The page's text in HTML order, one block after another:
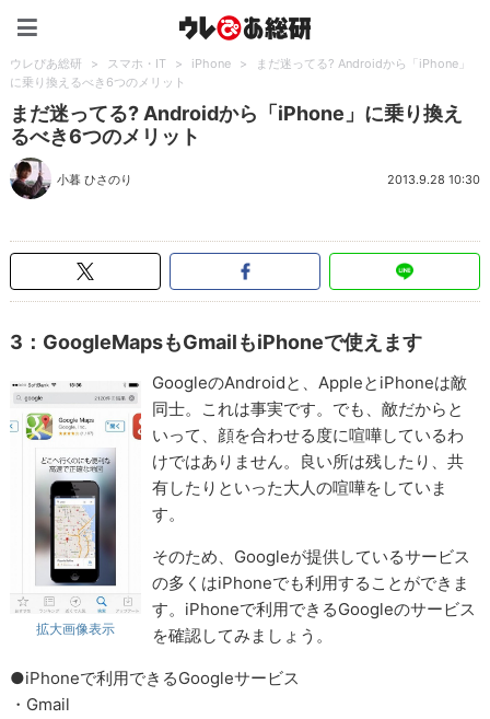
ウレぴあ総研 > スマホ・IT > iPhone >
まだ迷ってる? Androidから「iPhone」
に乗り換えるべき6つのメリット
まだ迷ってる? Androidから「iPhone」に乗り換え
るべき6つのメリット
小暮 ひさのり 2013.9.28 10:30
3：GoogleMapsもGmailもiPhoneで使えます
拡大画像表示
GoogleのAndroidと、AppleとiPhoneは敵
同士。これは事実です。でも、敵だからと
いって、顔を合わせる度に喧嘩しているわ
けではありません。良い所は残したり、共
有したりといった大人の喧嘩をしていま
す。
そのため、Googleが提供しているサービス
の多くはiPhoneでも利用することができま
す。iPhoneで利用できるGoogleのサービス
を確認してみましょう。
●iPhoneで利用できるGoogleサービス
・Gmail